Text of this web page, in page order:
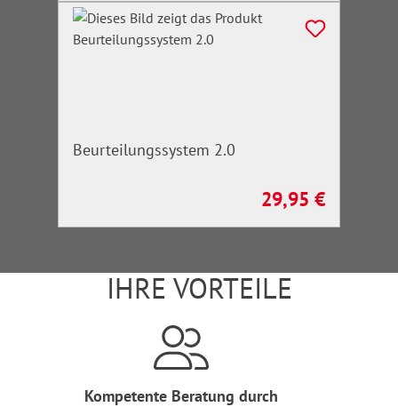
Beurteilungssystem 2.0
Regulärer Preis:
29,95 €
IHRE VORTEILE
Kompetente Beratung durch